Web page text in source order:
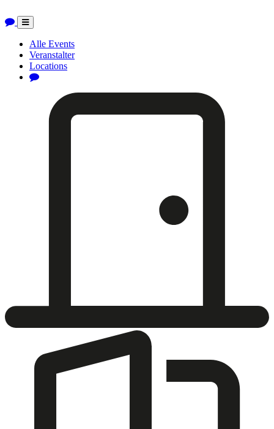
Toggle
navigation
Alle Events
Veranstalter
Locations